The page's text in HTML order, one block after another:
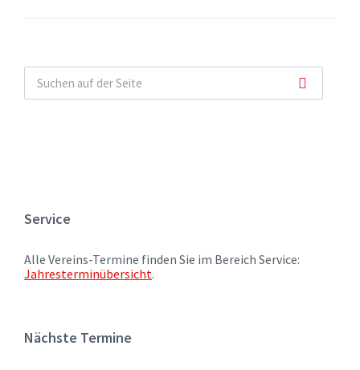
Service
Alle Vereins-Termine finden Sie im Bereich Service:
Jahresterminübersicht.
Nächste Termine